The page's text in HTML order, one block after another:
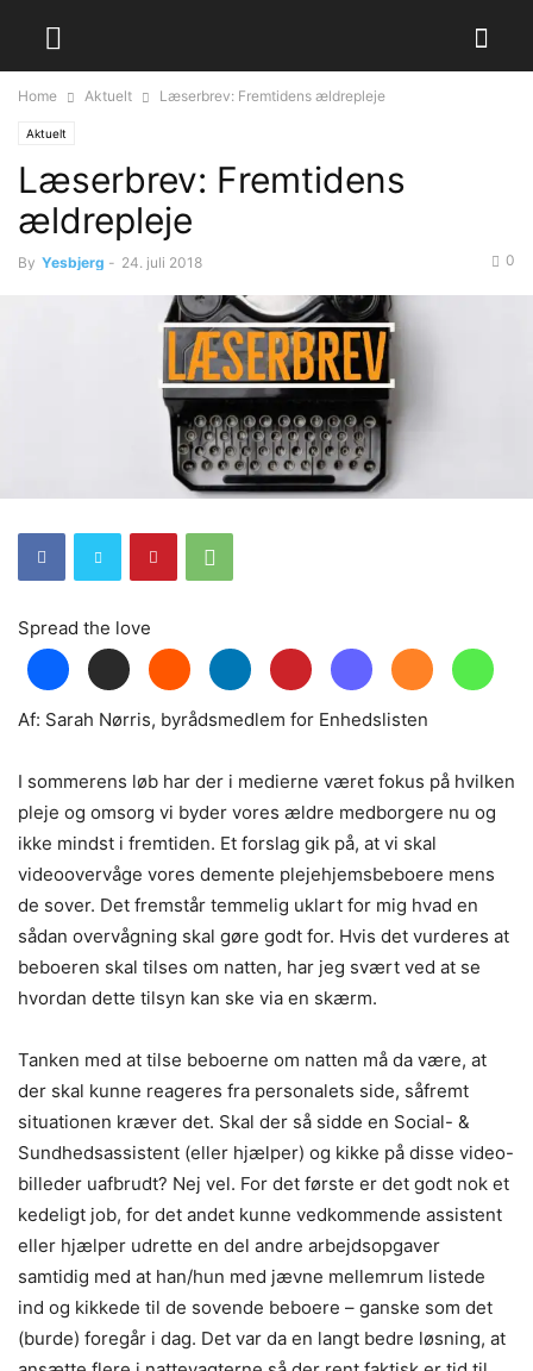
Home Aktuelt Læserbrev: Fremtidens ældrepleje
Aktuelt
Læserbrev: Fremtidens
ældrepleje
By Yesbjerg - 24. juli 2018 0
Spread the love
Af: Sarah Nørris, byrådsmedlem for Enhedslisten
I sommerens løb har der i medierne været fokus på hvilken
pleje og omsorg vi byder vores ældre medborgere nu og
ikke mindst i fremtiden. Et forslag gik på, at vi skal
videoovervåge vores demente plejehjemsbeboere mens
de sover. Det fremstår temmelig uklart for mig hvad en
sådan overvågning skal gøre godt for. Hvis det vurderes at
beboeren skal tilses om natten, har jeg svært ved at se
hvordan dette tilsyn kan ske via en skærm.
Tanken med at tilse beboerne om natten må da være, at
der skal kunne reageres fra personalets side, såfremt
situationen kræver det. Skal der så sidde en Social- &
Sundhedsassistent (eller hjælper) og kikke på disse video-
billeder uafbrudt? Nej vel. For det første er det godt nok et
kedeligt job, for det andet kunne vedkommende assistent
eller hjælper udrette en del andre arbejdsopgaver
samtidig med at han/hun med jævne mellemrum listede
ind og kikkede til de sovende beboere – ganske som det
(burde) foregår i dag. Det var da en langt bedre løsning, at